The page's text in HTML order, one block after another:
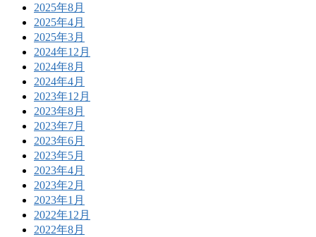
2025年8月
2025年4月
2025年3月
2024年12月
2024年8月
2024年4月
2023年12月
2023年8月
2023年7月
2023年6月
2023年5月
2023年4月
2023年2月
2023年1月
2022年12月
2022年8月